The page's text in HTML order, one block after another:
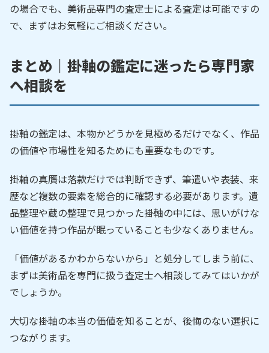
の場合でも、美術品専門の査定士による査定は可能ですの
で、まずはお気軽にご相談ください。
まとめ｜掛軸の鑑定に迷ったら専門家
へ相談を
掛軸の鑑定は、本物かどうかを見極めるだけでなく、作品
の価値や市場性を知るためにも重要なものです。
掛軸の真贋は落款だけでは判断できず、筆遣いや表装、来
歴など複数の要素を総合的に確認する必要があります。遺
品整理や蔵の整理で見つかった掛軸の中には、思いがけな
い価値を持つ作品が眠っていることも少なくありません。
「価値があるかわからないから」と処分してしまう前に、
まずは美術品を専門に扱う査定士へ相談してみてはいかが
でしょうか。
大切な掛軸の本当の価値を知ることが、後悔のない選択に
つながります。